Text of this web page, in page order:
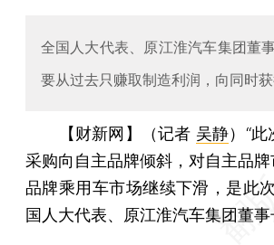
全国人大代表、原江淮汽车集团董
要从过去只赚取制造利润，向同时
【财新网】（记者 吴静） “
采购向自主品牌倾斜，对自主品
品牌乘用车市场继续下滑，是此
国人大代表、原江淮汽车集团董事